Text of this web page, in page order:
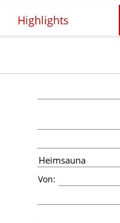
Highlights
Von: